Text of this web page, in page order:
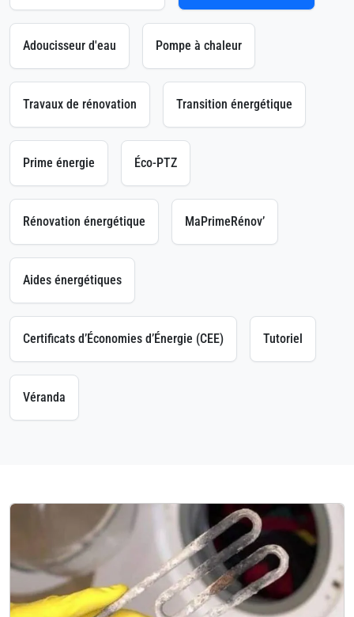
Adoucisseur d'eau Pompe à chaleur
Travaux de rénovation Transition énergétique
Prime énergie Éco-PTZ
Rénovation énergétique MaPrimeRénov’
Aides énergétiques
Certificats d’Économies d’Énergie (CEE) Tutoriel
Véranda